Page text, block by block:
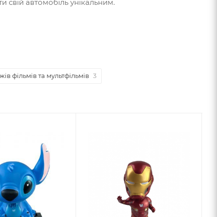
свій автомобіль унікальним.
фільмів та мультфільмів 3